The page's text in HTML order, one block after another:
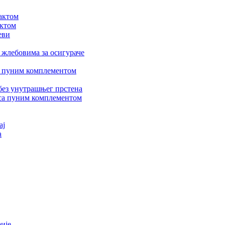
за осигураче
пуним комплементом
унутрашњег прстена
пуним комплементом